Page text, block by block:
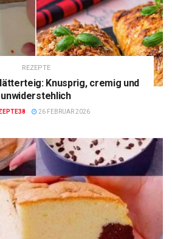
REZEPTE
Knusprig, cremig und
unwiderstehlich
26 FEBRUAR 2026